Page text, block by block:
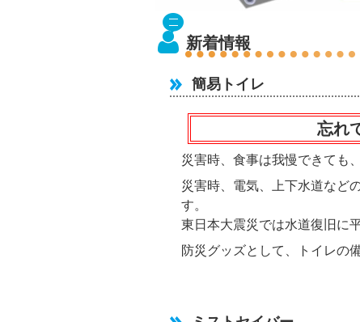
新着情報
簡易トイレ
忘れ
災害時、食事は我慢できても
災害時、電気、上下水道など
す。
東日本大震災では水道復旧に
防災グッズとして、トイレの